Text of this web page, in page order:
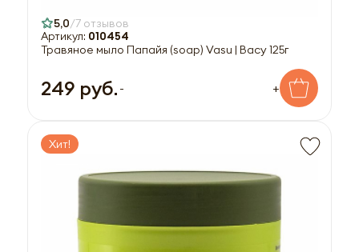
5,0 7 отзывов
Артикул: 010454
Травяное мыло Папайя (soap) Vasu | Васу 125г
249 руб. - +
Хит!